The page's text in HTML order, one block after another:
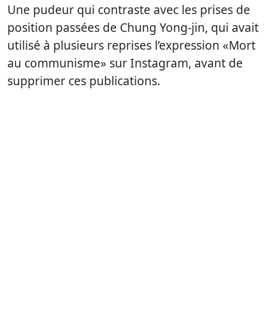
Une pudeur qui contraste avec les prises de
position passées de Chung Yong-jin, qui avait
utilisé à plusieurs reprises l’expression «Mort
au communisme» sur Instagram, avant de
supprimer ces publications.